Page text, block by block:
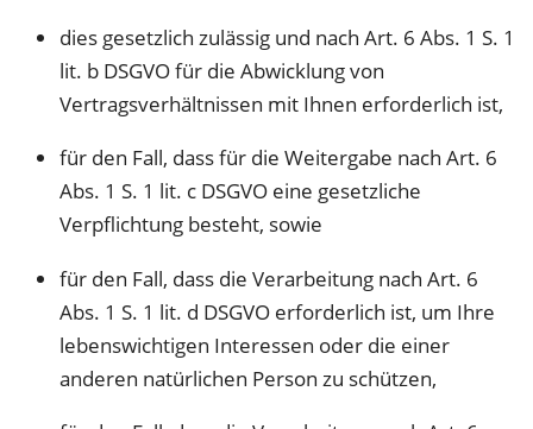
dies gesetzlich zulässig und nach Art. 6 Abs. 1 S. 1
lit. b DSGVO für die Abwicklung von
Vertragsverhältnissen mit Ihnen erforderlich ist,
für den Fall, dass für die Weitergabe nach Art. 6
Abs. 1 S. 1 lit. c DSGVO eine gesetzliche
Verpflichtung besteht, sowie
für den Fall, dass die Verarbeitung nach Art. 6
Abs. 1 S. 1 lit. d DSGVO erforderlich ist, um Ihre
lebenswichtigen Interessen oder die einer
anderen natürlichen Person zu schützen,